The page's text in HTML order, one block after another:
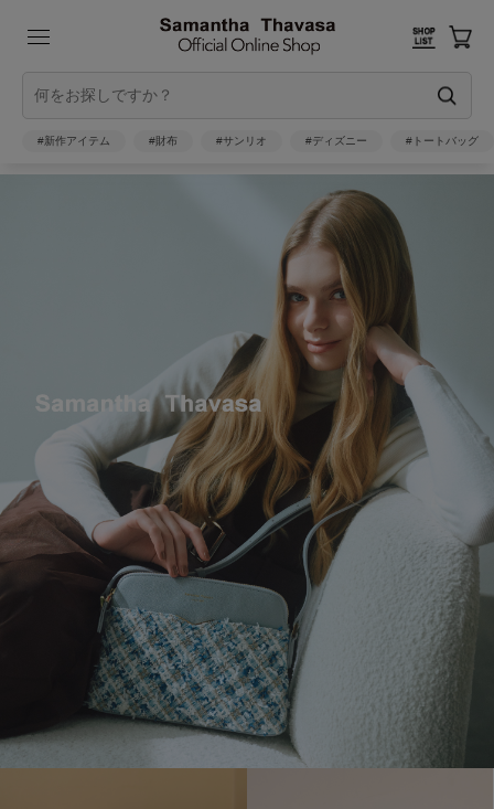
#新作アイテム #財布 #サンリオ #ディズニー #トートバッグ